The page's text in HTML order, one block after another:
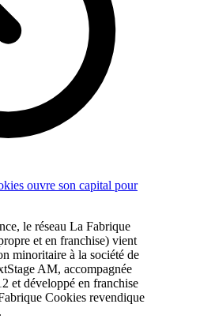
ouvre son capital pour
le réseau La Fabrique
et en franchise) vient
minoritaire à la société de
AM, accompagnée
et développé en franchise
Cookies revendique